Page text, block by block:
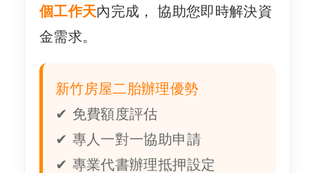
個工作天內完成， 協助您即時解決資
金需求。
新竹房屋二胎辦理優勢
✔ 免費額度評估
✔ 專人一對一協助申請
✔ 專業代書辦理抵押設定